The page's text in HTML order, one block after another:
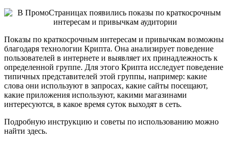
Показы по краткосрочным интересам и привычкам возможны
благодаря технологии Крипта. Она анализирует поведение
пользователей в интернете и выявляет их принадлежность к
определенной группе. Для этого Крипта исследует поведение
типичных представителей этой группы, например: какие
слова они используют в запросах, какие сайты посещают,
какие приложения используют, какими магазинами
интересуются, в какое время суток выходят в сеть.
Подробную инструкцию и советы по использованию можно
найти здесь.